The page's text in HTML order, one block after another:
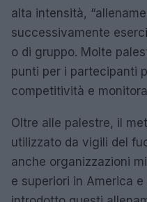
alta intensità,
successivamente
o di gruppo. Molte
punti per i partecipanti
competitività e
Oltre alle palestre, il
utilizzato da vigili del
anche organizzazioni
e superiori in America